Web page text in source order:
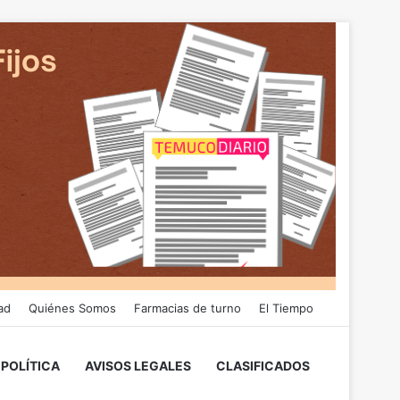
Quiénes Somos Farmacias de turno El Tiempo
POLÍTICA AVISOS LEGALES CLASIFICADOS